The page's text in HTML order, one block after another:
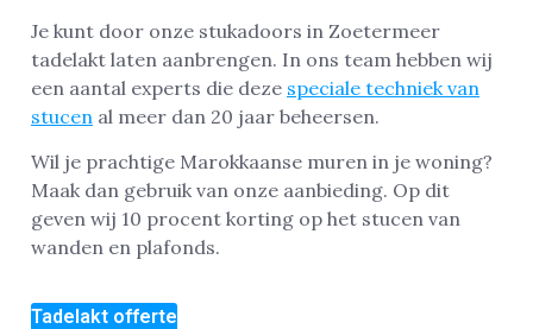
Je kunt door onze stukadoors in Zoetermeer
tadelakt laten aanbrengen. In ons team hebben wij
een aantal experts die deze speciale techniek van
stucen al meer dan 20 jaar beheersen.
Wil je prachtige Marokkaanse muren in je woning?
Maak dan gebruik van onze aanbieding. Op dit
geven wij 10 procent korting op het stucen van
wanden en plafonds.
Tadelakt offerte